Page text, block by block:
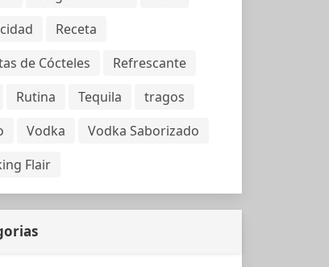
Receta
de Cócteles
Refrescante
Rutina Tequila
tragos
Vodka
Vodka Saborizado
Flair